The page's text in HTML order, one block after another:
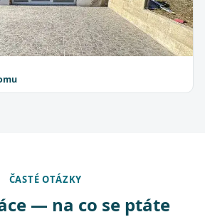
ČASTÉ OTÁZKY
— na co se ptáte